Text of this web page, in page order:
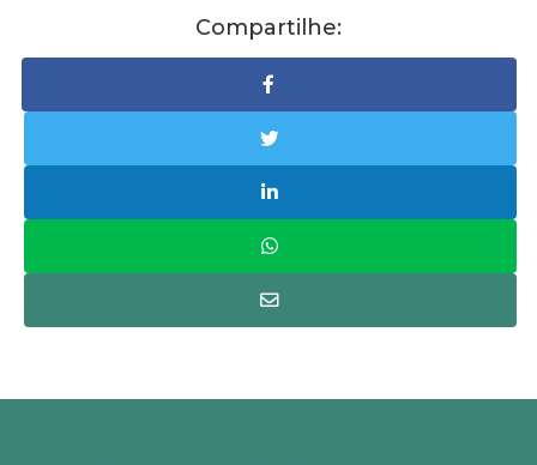
Compartilhe: